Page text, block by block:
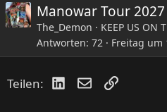
Manowar Tour 2027
The_Demon
KEEP US ON
Antworten 72 Freitag um
Teilen: LinkedIn
E-MailLink